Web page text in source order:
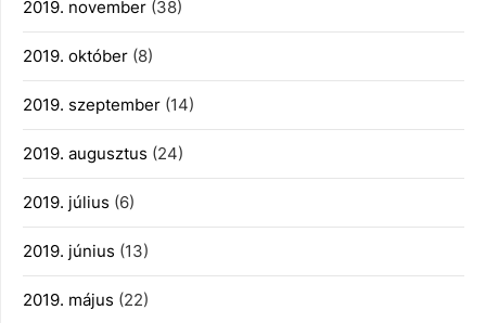
2019. november (38)
2019. október (8)
2019. szeptember (14)
2019. augusztus (24)
2019. július (6)
2019. június (13)
2019. május (22)